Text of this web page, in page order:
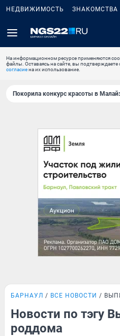
НЕДВИЖИМОСТЬ ЗНАКОМСТВА
На информационном ресурсе применяются
файлы. Оставаясь на сайте, вы подтверждаете
согласиена их использование.
Покорила конкурс красоты в
БАРНАУЛ ВСЕ НОВОСТИ
Новости по тэгу
роддома